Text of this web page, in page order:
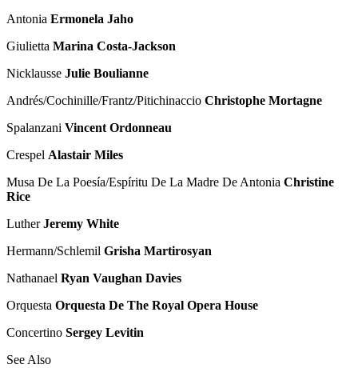
Antonia Ermonela Jaho
Giulietta Marina Costa-Jackson
Nicklausse Julie Boulianne
Andrés/Cochinille/Frantz/Pitichinaccio Christophe Mortagne
Spalanzani Vincent Ordonneau
Crespel Alastair Miles
Musa De La Poesía/Espíritu De La Madre De Antonia Christine
Rice
LutherJeremy White
Hermann/Schlemil Grisha Martirosyan
Nathanael Ryan Vaughan Davies
Orquesta Orquesta De The Royal Opera House
Concertino Sergey Levitin
See Also